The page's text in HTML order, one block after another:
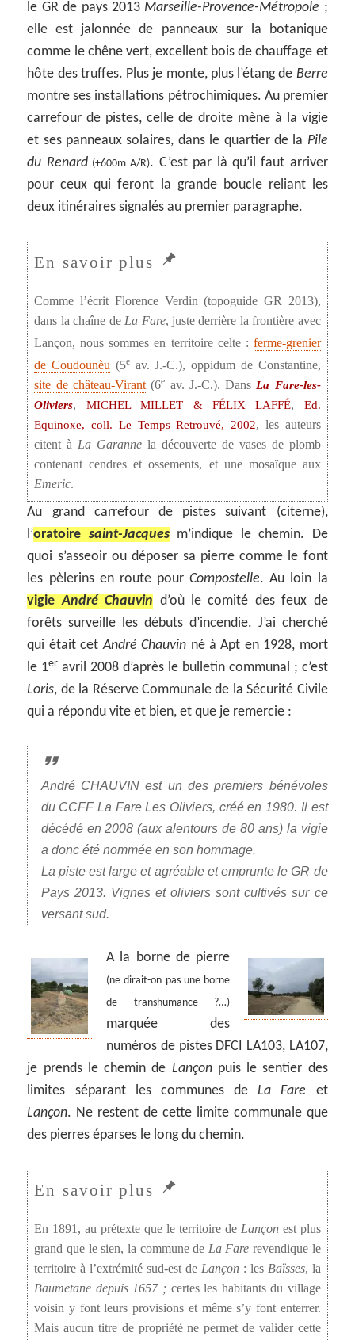
le GR de pays 2013 Marseille-Provence-Métropole ;
elle est jalonnée de panneaux sur la botanique
comme le chêne vert, excellent bois de chauffage et
hôte des truffes. Plus je monte, plus l’étang de Berre
montre ses installations pétrochimiques. Au premier
carrefour de pistes, celle de droite mène à la vigie
et ses panneaux solaires, dans le quartier de la Pile
du Renard(+600m A/R). C’est par là qu’il faut arriver
pour ceux qui feront la grande boucle reliant les
deux itinéraires signalés au premier paragraphe.
Comme l’écrit Florence Verdin (topoguide GR 2013),
dans la chaîne deLa Fare, juste derrière la frontière avec
Lançon, nous sommes en territoire celte : ferme-grenier
de Coudounèu (5eav. J.-C.), oppidum de Constantine,
site de château-Virant(6e av. J.-C.). DansLa Fare-les-
Oliviers, MICHEL MILLET & FÉLIX LAFFÉ, Ed.
Equinoxe, coll. Le Temps Retrouvé, 2002, les auteurs
citent àLa Garanne la découverte de vases de plomb
contenant cendres et ossements, et une mosaïque aux
Emeric.
Au grand carrefour de pistes suivant (citerne),
l’oratoire saint-Jacquesm’indique le chemin. De
quoi s’asseoir ou déposer sa pierre comme le font
les pèlerins en route pourCompostelle. Au loin la
vigieAndré Chauvin d’où le comité des feux de
forêts surveille les débuts d’incendie. J’ai cherché
qui était cetAndré Chauvin né à Apt en 1928, mort
le 1er avril 2008 d’après le bulletin communal ; c’est
Loris, de la Réserve Communale de la Sécurité Civile
qui a répondu vite et bien, et que je remercie :
André CHAUVIN est un des premiers bénévoles
du CCFF La Fare Les Oliviers, créé en 1980. Il est
décédé en 2008 (aux alentours de 80 ans) la vigie
a donc été nommée en son hommage.
La piste est large et agréable et emprunte le GR de
Pays 2013. Vignes et oliviers sont cultivés sur ce
versant sud.
A la borne de pierre
(ne dirait-on pas une borne
de transhumance ?…)
marquée des
numéros de pistes DFCI LA103, LA107,
je prends le chemin de Lançonpuis le sentier des
limites séparant les communes deLa Fare et
Lançon. Ne restent de cette limite communale que
des pierres éparses le long du chemin.
En 1891, au prétexte que le territoire de Lançonest plus
grand que le sien, la commune de La Fare revendique le
territoire à l’extrémité sud-est de Lançon: les Baïsses, la
Baumetane depuis 1657 ; certes les habitants du village
voisin y font leurs provisions et même s’y font enterrer.
Mais aucun titre de propriété ne permet de valider cette